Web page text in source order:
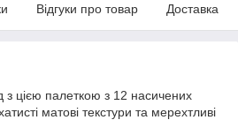
Відгуки про товар Доставка
з цією палеткою з 12 насичених
матові текстури та мерехтливі